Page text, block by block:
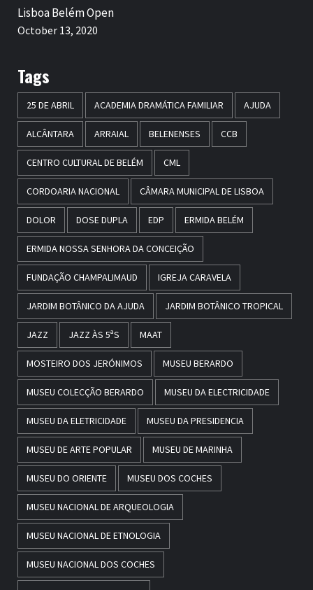
Lisboa Belém Open
October 13, 2020
Tags
25 DE ABRIL ACADEMIA DRAMÁTICA FAMILIAR AJUDA
ALCÂNTARA ARRAIAL BELENENSES CCB
CENTRO CULTURAL DE BELÉM CML
CORDOARIA NACIONAL CÂMARA MUNICIPAL DE LISBOA
DOLOR DOSE DUPLA EDP ERMIDA BELÉM
ERMIDA NOSSA SENHORA DA CONCEIÇÃO
FUNDAÇÃO CHAMPALIMAUD IGREJA CARAVELA
JARDIM BOTÂNICO DA AJUDA JARDIM BOTÂNICO TROPICAL
JAZZ JAZZ ÀS 5ªS MAAT
MOSTEIRO DOS JERÓNIMOS MUSEU BERARDO
MUSEU COLECÇÃO BERARDO MUSEU DA ELECTRICIDADE
MUSEU DA ELETRICIDADE MUSEU DA PRESIDENCIA
MUSEU DE ARTE POPULAR MUSEU DE MARINHA
MUSEU DO ORIENTE MUSEU DOS COCHES
MUSEU NACIONAL DE ARQUEOLOGIA
MUSEU NACIONAL DE ETNOLOGIA
MUSEU NACIONAL DOS COCHES